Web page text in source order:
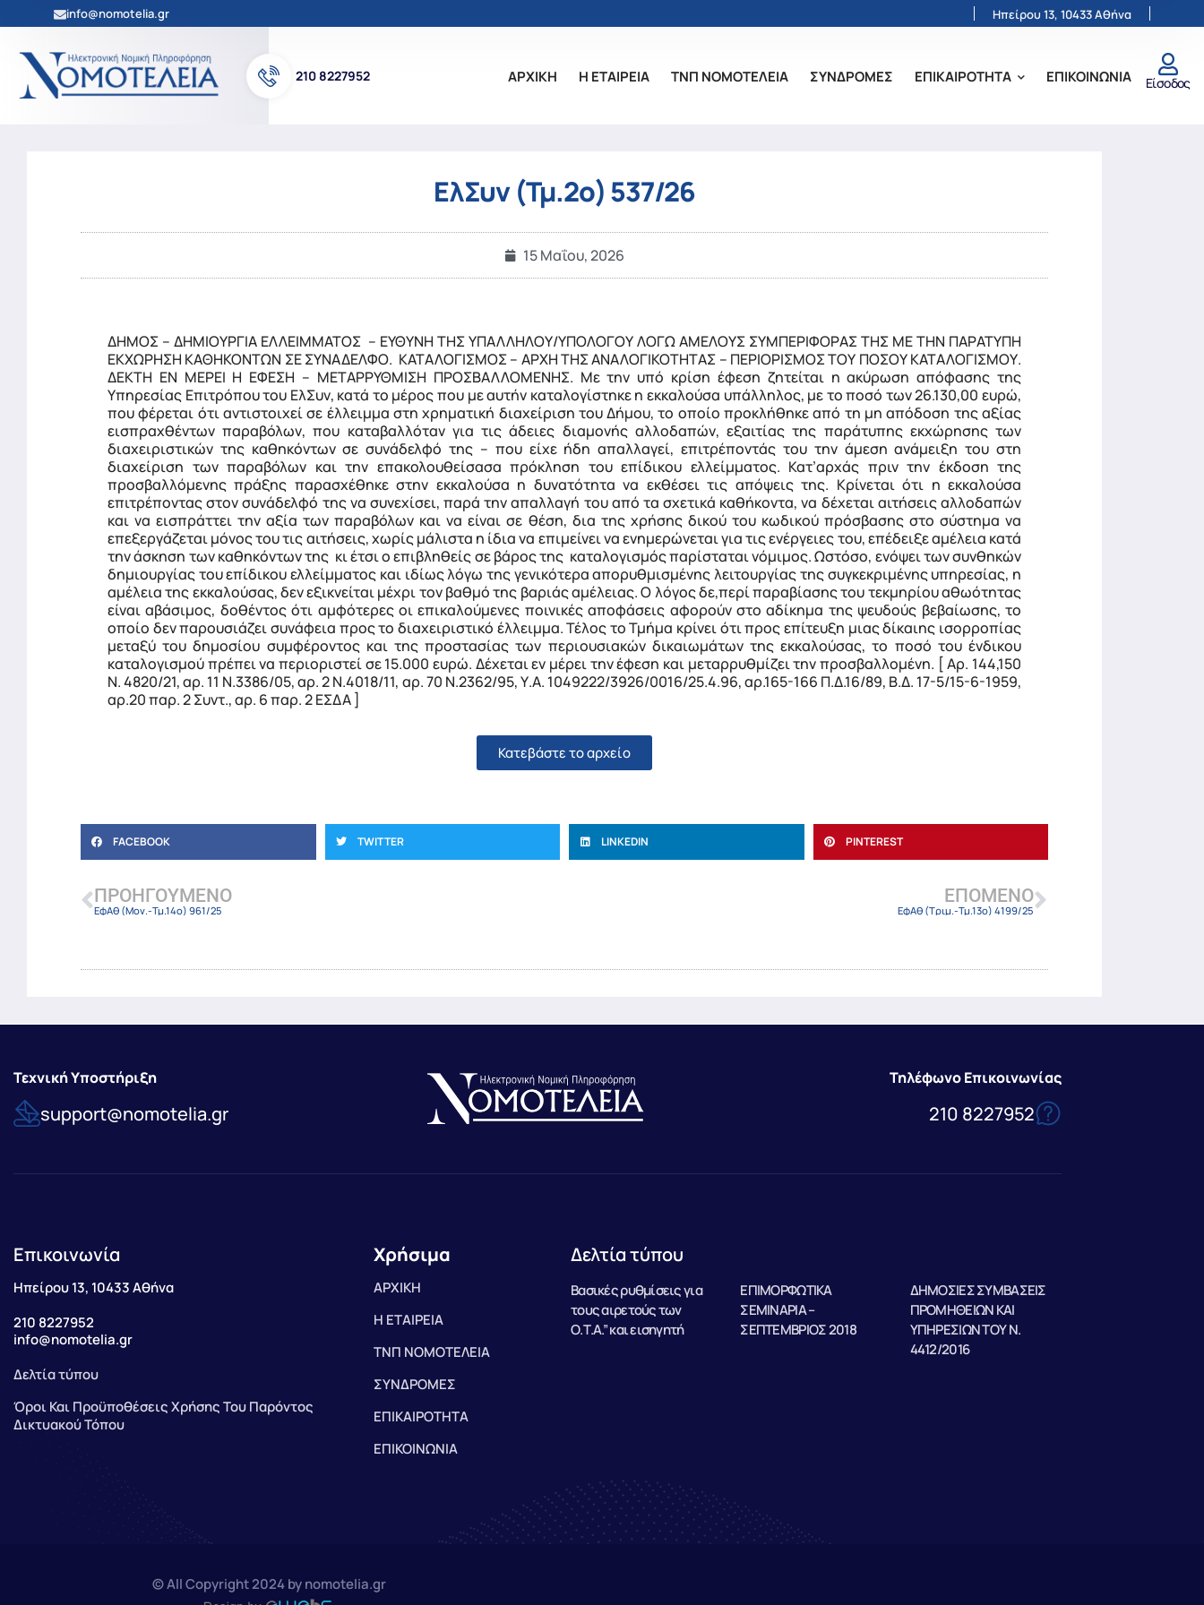
info@nomotelia.gr Ηπείρου 13, 10433 Αθήνα
210 8227952 ΑΡΧΙΚΗ Η ΕΤΑΙΡΕΙΑ ΤΝΠ ΝΟΜΟΤΕΛΕΙΑ ΣΥΝΔΡΟΜΕΣ ΕΠΙΚΑΙΡΟΤΗΤΑ ΕΠΙΚΟΙΝΩΝΙΑ Είσοδος
ΕλΣυν (Τμ.2ο) 537/26
15 Μαΐου, 2026
ΔΗΜΟΣ – ΔΗΜΙΟΥΡΓΙΑ ΕΛΛΕΙΜΜΑΤΟΣ – ΕΥΘΥΝΗ ΤΗΣ ΥΠΑΛΛΗΛΟΥ/ΥΠΟΛΟΓΟΥ ΛΟΓΩ ΑΜΕΛΟΥΣ ΣΥΜΠΕΡΙΦΟΡΑΣ ΤΗΣ ΜΕ ΤΗΝ ΠΑΡΑΤΥΠΗ
ΕΚΧΩΡΗΣΗ ΚΑΘΗΚΟΝΤΩΝ ΣΕ ΣΥΝΑΔΕΛΦΟ. ΚΑΤΑΛΟΓΙΣΜΟΣ – ΑΡΧΗ ΤΗΣ ΑΝΑΛΟΓΙΚΟΤΗΤΑΣ – ΠΕΡΙΟΡΙΣΜΟΣ ΤΟΥ ΠΟΣΟΥ ΚΑΤΑΛΟΓΙΣΜΟΥ.
ΔΕΚΤΗ ΕΝ ΜΕΡΕΙ Η ΕΦΕΣΗ – ΜΕΤΑΡΡΥΘΜΙΣΗ ΠΡΟΣΒΑΛΛΟΜΕΝΗΣ. Με την υπό κρίση έφεση ζητείται η ακύρωση απόφασης της
Υπηρεσίας Επιτρόπου του ΕλΣυν, κατά το μέρος που με αυτήν καταλογίστηκε η εκκαλούσα υπάλληλος, με το ποσό των 26.130,00 ευρώ,
που φέρεται ότι αντιστοιχεί σε έλλειμμα στη χρηματική διαχείριση του Δήμου, το οποίο προκλήθηκε από τη μη απόδοση της αξίας
εισπραχθέντων παραβόλων, που καταβαλλόταν για τις άδειες διαμονής αλλοδαπών, εξαιτίας της παράτυπης εκχώρησης των
διαχειριστικών της καθηκόντων σε συνάδελφό της – που είχε ήδη απαλλαγεί, επιτρέποντάς του την άμεση ανάμειξη του στη
διαχείριση των παραβόλων και την επακολουθείσασα πρόκληση του επίδικου ελλείμματος. Κατ’αρχάς πριν την έκδοση της
προσβαλλόμενης πράξης παρασχέθηκε στην εκκαλούσα η δυνατότητα να εκθέσει τις απόψεις της. Κρίνεται ότι η εκκαλούσα
επιτρέποντας στον συνάδελφό της να συνεχίσει, παρά την απαλλαγή του από τα σχετικά καθήκοντα, να δέχεται αιτήσεις αλλοδαπών
και να εισπράττει την αξία των παραβόλων και να είναι σε θέση, δια της χρήσης δικού του κωδικού πρόσβασης στο σύστημα να
επεξεργάζεται μόνος του τις αιτήσεις, χωρίς μάλιστα η ίδια να επιμείνει να ενημερώνεται για τις ενέργειες του, επέδειξε αμέλεια κατά
την άσκηση των καθηκόντων της κι έτσι ο επιβληθείς σε βάρος της καταλογισμός παρίσταται νόμιμος. Ωστόσο, ενόψει των συνθηκών
δημιουργίας του επίδικου ελλείμματος και ιδίως λόγω της γενικότερα απορυθμισμένης λειτουργίας της συγκεκριμένης υπηρεσίας, η
αμέλεια της εκκαλούσας, δεν εξικνείται μέχρι τον βαθμό της βαριάς αμέλειας. Ο λόγος δε,περί παραβίασης του τεκμηρίου αθωότητας
είναι αβάσιμος, δοθέντος ότι αμφότερες οι επικαλούμενες ποινικές αποφάσεις αφορούν στο αδίκημα της ψευδούς βεβαίωσης, το
οποίο δεν παρουσιάζει συνάφεια προς το διαχειριστικό έλλειμμα. Τέλος το Τμήμα κρίνει ότι προς επίτευξη μιας δίκαιης ισορροπίας
μεταξύ του δημοσίου συμφέροντος και της προστασίας των περιουσιακών δικαιωμάτων της εκκαλούσας, το ποσό του ένδικου
καταλογισμού πρέπει να περιοριστεί σε 15.000 ευρώ. Δέχεται εν μέρει την έφεση και μεταρρυθμίζει την προσβαλλομένη. [ Αρ. 144,150
Ν. 4820/21, αρ. 11 Ν.3386/05, αρ. 2 Ν.4018/11, αρ. 70 Ν.2362/95, Υ.Α. 1049222/3926/0016/25.4.96, αρ.165-166 Π.Δ.16/89, Β.Δ. 17-5/15-6-1959,
αρ.20 παρ. 2 Συντ., αρ. 6 παρ. 2 ΕΣΔΑ ]
Κατεβάστε το αρχείο
FACEBOOK TWITTER LINKEDIN PINTEREST
ΠΡΟΗΓΟΎΜΕΝΟ
ΕφΑθ (Μον.-Τμ.14ο) 961/25
ΕΠΌΜΕΝΟ
ΕφΑθ (Τριμ.-Τμ.13ο) 4199/25
Τεχνική Υποστήριξη
support@nomotelia.gr
Τηλέφωνο Επικοινωνίας
210 8227952
Επικοινωνία
Ηπείρου 13, 10433 Αθήνα
210 8227952
info@nomotelia.gr
Δελτία τύπου
Όροι Και Προϋποθέσεις Χρήσης Του Παρόντος
Δικτυακού Τόπου
Χρήσιμα
ΑΡΧΙΚΗ
Η ΕΤΑΙΡΕΙΑ
ΤΝΠ ΝΟΜΟΤΕΛΕΙΑ
ΣΥΝΔΡΟΜΕΣ
ΕΠΙΚΑΙΡΟΤΗΤΑ
ΕΠΙΚΟΙΝΩΝΙΑ
Δελτία τύπου
Βασικές ρυθμίσεις για
τους αιρετούς των
Ο.Τ.Α.” και εισηγητή
ΕΠΙΜΟΡΦΩΤΙΚΑ
ΣΕΜΙΝΑΡΙΑ –
ΣΕΠΤΕΜΒΡΙΟΣ 2018
ΔΗΜΟΣΙΕΣ ΣΥΜΒΑΣΕΙΣ
ΠΡΟΜΗΘΕΙΩΝ ΚΑΙ
ΥΠΗΡΕΣΙΩΝ ΤΟΥ Ν.
4412/2016
© All Copyright 2024 by nomotelia.gr